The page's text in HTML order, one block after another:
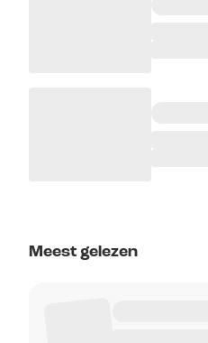
Meest gelezen